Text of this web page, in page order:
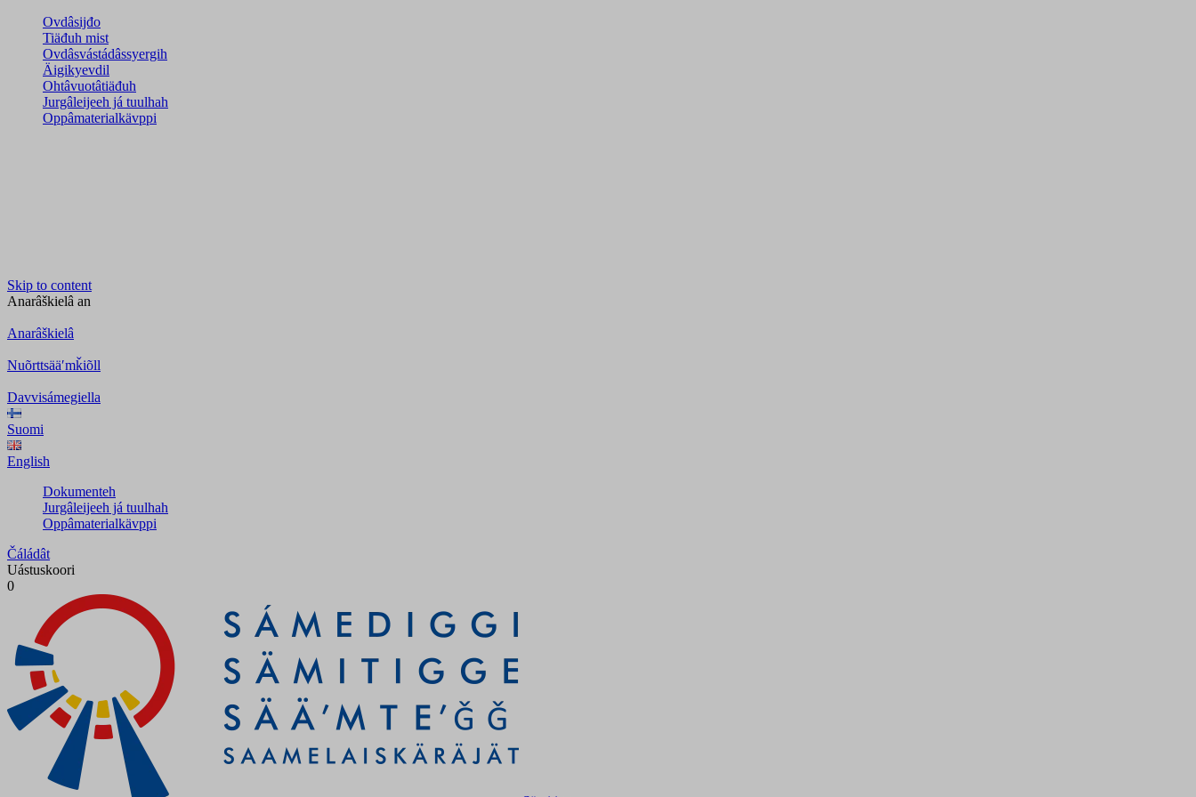
Ovdâsijđo
Tiäđuh mist
Ovdâsvástádâssyergih
Äigikyevdil
Ohtâvuotâtiäđuh
Jurgâleijeeh já tuulhah
Oppâmaterialkävppi
Skip to content
Anarâškielâ an
Anarâškielâ
Nuõrttsääʹmǩiõll
Davvisámegiella
Suomi
English
Dokumenteh
Jurgâleijeeh já tuulhah
Oppâmaterialkävppi
Čáládât
Uástuskoori
0